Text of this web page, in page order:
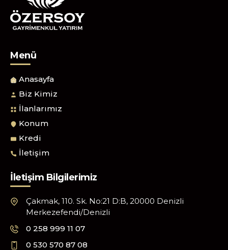
Menü
Anasayfa
Biz Kimiz
İlanlarımız
Konum
Kredi
İletişim
İletişim Bilgilerimiz
Çakmak, 110. Sk. No:21 D:B, 20000 Denizli
Merkezefendi/Denizli
0 258 999 11 07
0 530 570 87 08